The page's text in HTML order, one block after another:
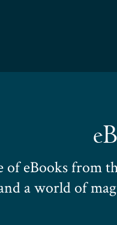
of eBooks from
a world of